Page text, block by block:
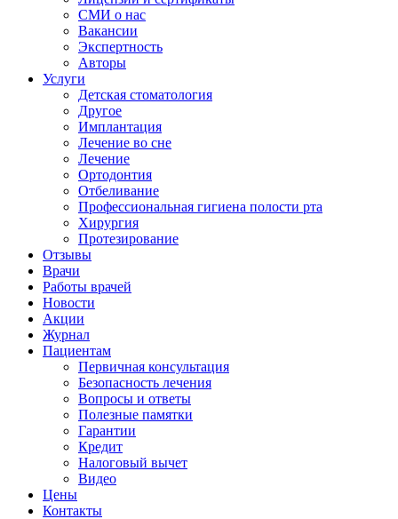
СМИ о нас
Вакансии
Экспертность
Авторы
Услуги
Детская стоматология
Другое
Имплантация
Лечение во сне
Лечение
Ортодонтия
Отбеливание
Профессиональная гигиена полости рта
Хирургия
Протезирование
Отзывы
Врачи
Работы врачей
Новости
Акции
Журнал
Пациентам
Первичная консультация
Безопасность лечения
Вопросы и ответы
Полезные памятки
Гарантии
Кредит
Налоговый вычет
Видео
Цены
Контакты